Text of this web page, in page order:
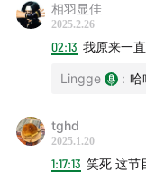
北川富朗，田島征
Christian Boltanski
【提及地点】
新泻县，十日町市
岛，立川
相羽显佳
2025.2.26
02:13 我原来一
Lingge : 哈
tghd
2025.1.20
1:17:13 笑死 这节